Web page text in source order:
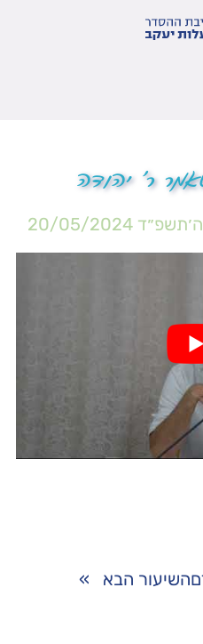
ר' יהודה
ה׳תשפ״ד 20/05/2024
השיעור הבא »